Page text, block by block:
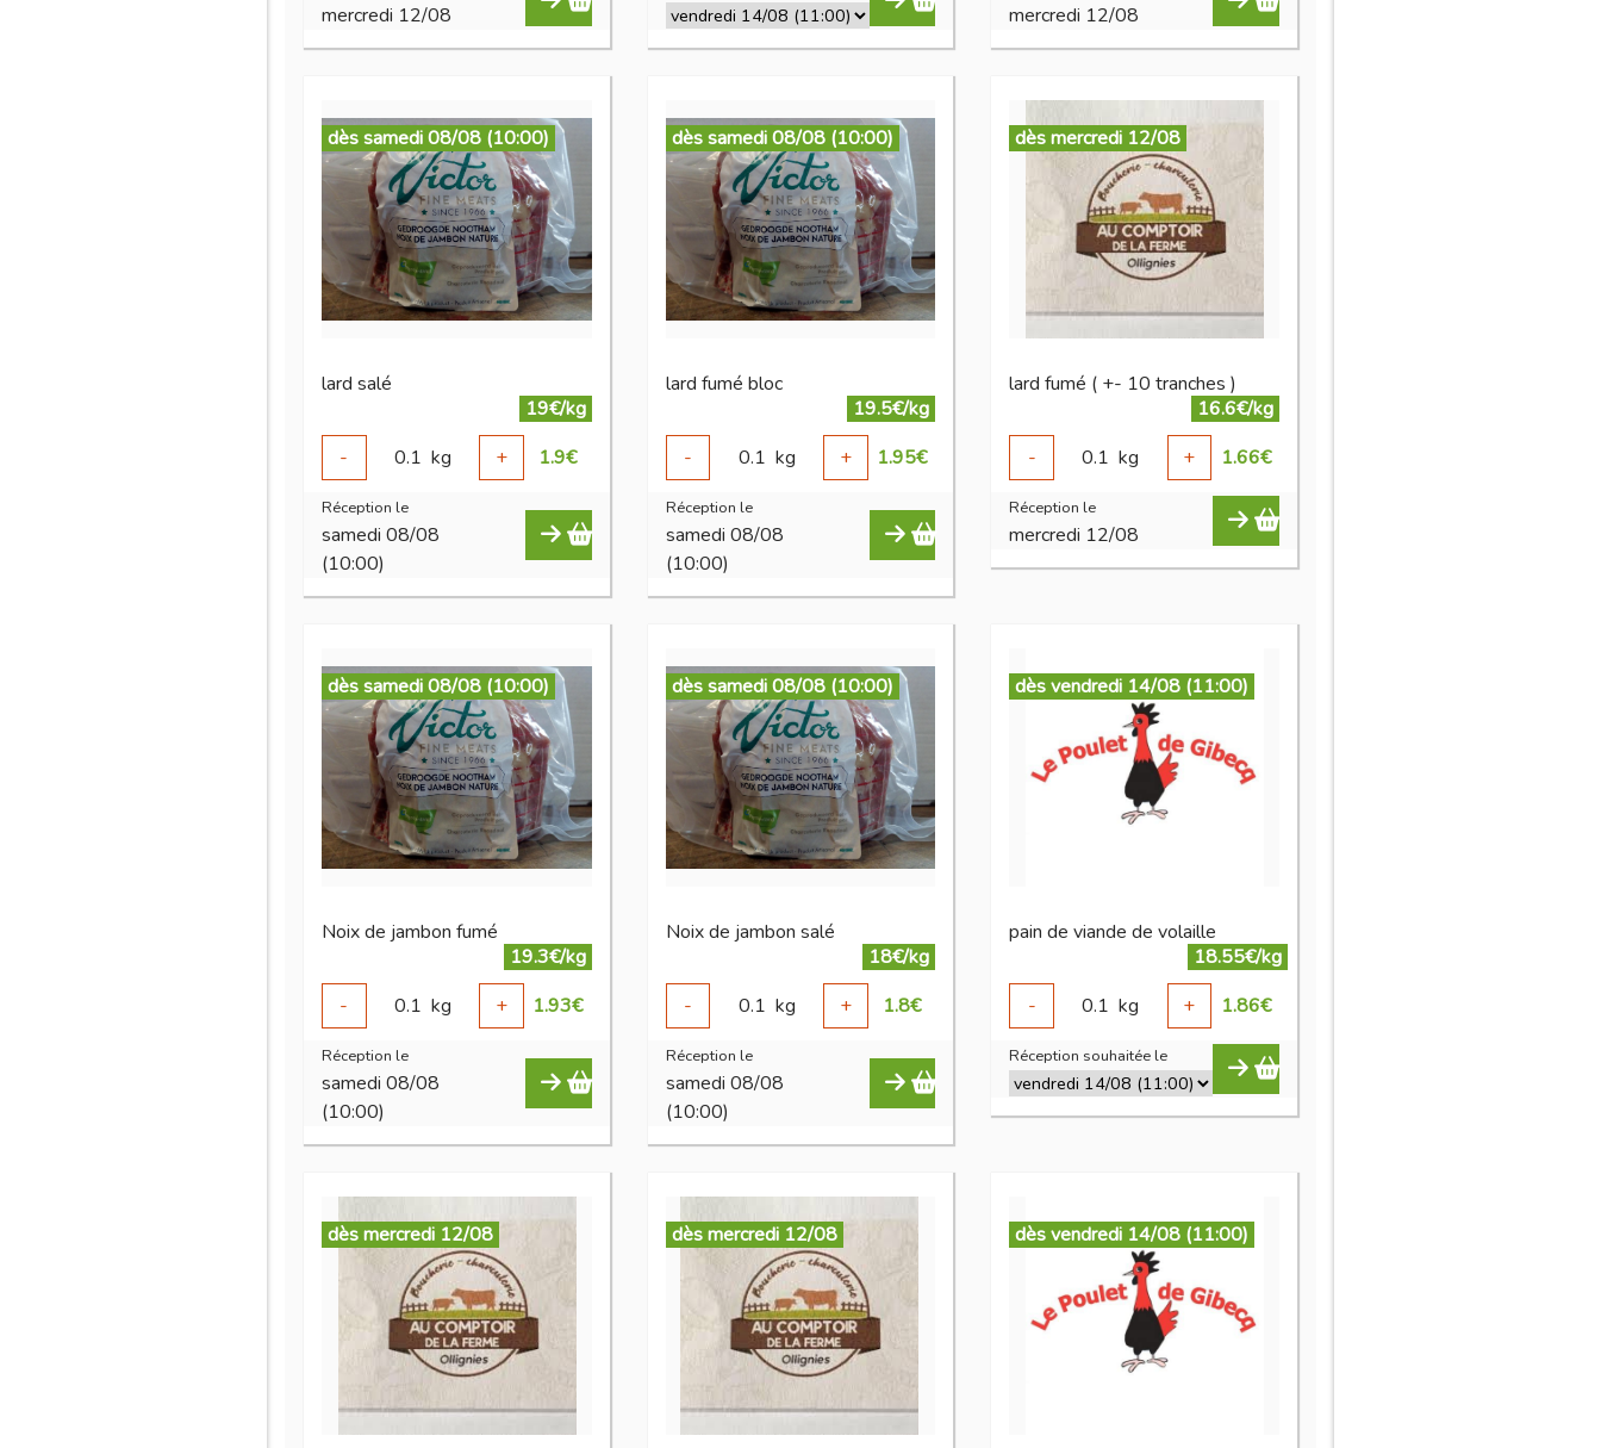
mercredi 12/08 mercredi 12/08
dès samedi 08/08 (10:00)
lard salé
19€/kg
-
0.1 kg + 1.9€
Réception le
samedi 08/08
(10:00)
dès samedi 08/08 (10:00)
lard fumé bloc
19.5€/kg
-
0.1 kg + 1.95€
Réception le
samedi 08/08
(10:00)
dès mercredi 12/08
lard fumé ( +- 10 tranches )
16.6€/kg
-
0.1 kg + 1.66€
Réception le
mercredi 12/08
dès samedi 08/08 (10:00)
Noix de jambon fumé
19.3€/kg
-
0.1 kg + 1.93€
Réception le
samedi 08/08
(10:00)
dès samedi 08/08 (10:00)
Noix de jambon salé
18€/kg
-
0.1 kg + 1.8€
Réception le
samedi 08/08
(10:00)
dès vendredi 14/08 (11:00)
pain de viande de volaille
18.55€/kg
-
0.1 kg + 1.86€
Réception souhaitée le
dès mercredi 12/08 dès mercredi 12/08 dès vendredi 14/08 (11:00)